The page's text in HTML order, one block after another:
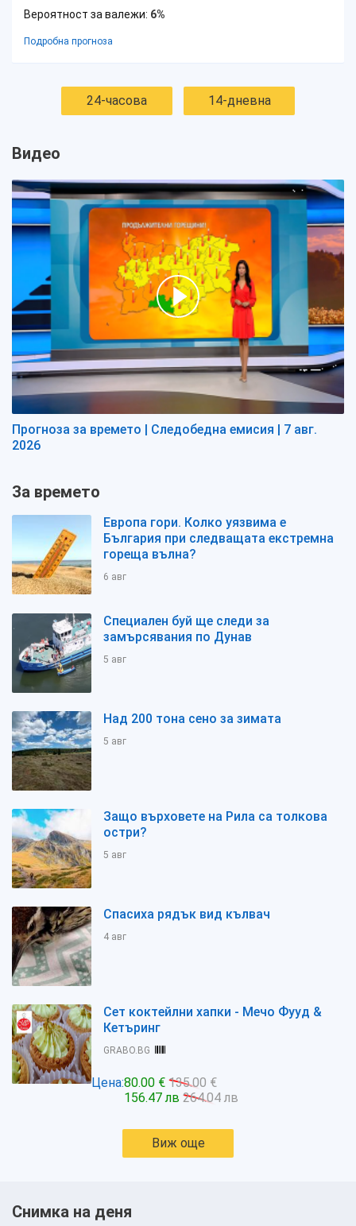
Вероятност за валежи: 6%
Подробна прогноза
24-часова 14-дневна
Видео
Прогноза за времето | Следобедна емисия | 7 авг.
2026
За времето
Европа гори. Колко уязвима е
България при следващата екстремна
гореща вълна?
6 авг
Специален буй ще следи за
замърсявания по Дунав
5 авг
Над 200 тона сено за зимата
5 авг
Защо върховете на Рила са толкова
остри?
5 авг
Спасиха рядък вид кълвач
4 авг
Сет коктейлни хапки - Мечо Фууд &
Кетъринг
GRABO.BG
Цена:80.00 € 135.00 €
156.47 лв 264.04 лв
Виж още
Снимка на деня